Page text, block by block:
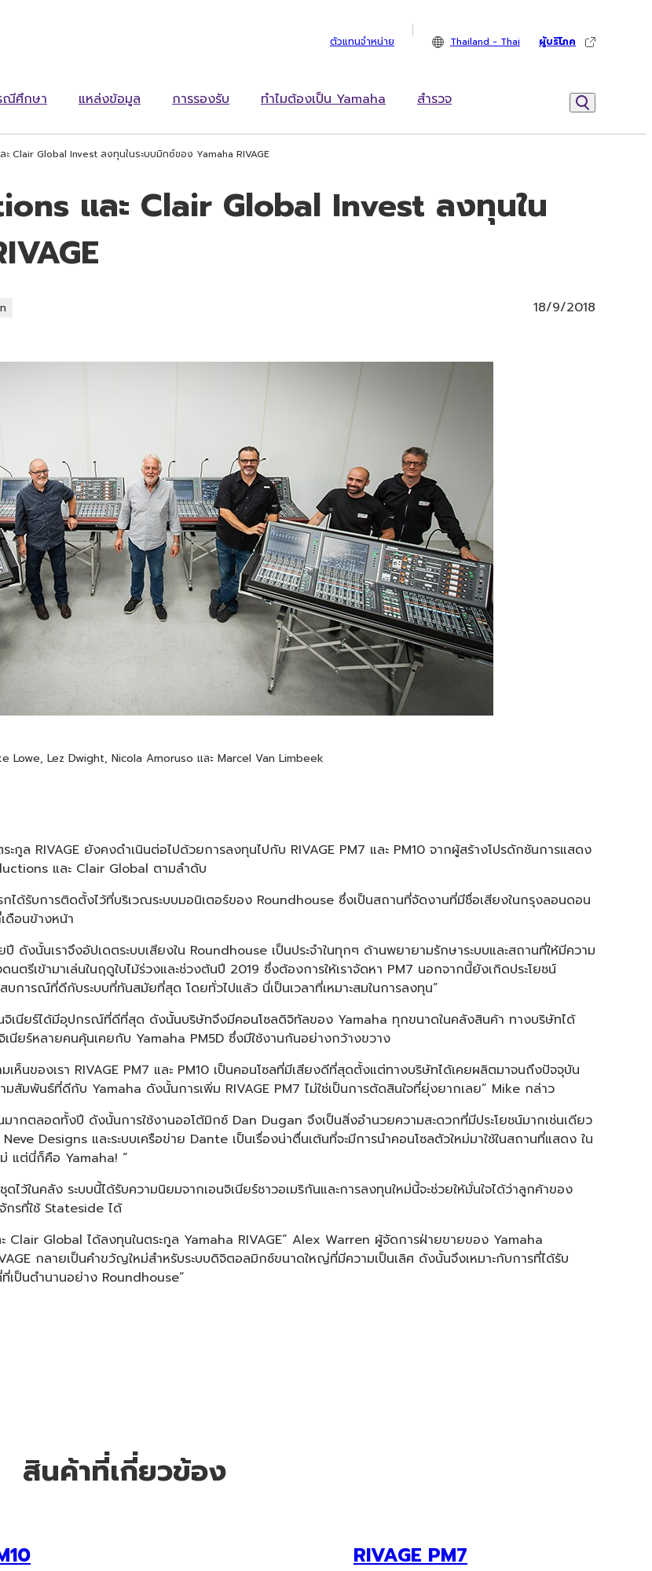
ณีศึกษา แหล่งข้อมูล การรองรับ ทำไมต้องเป็น Yamaha สำรวจ
ตัวแทนจำหน่าย Thailand - Thai ผู้บริโภค
Clair Global Invest ลงทุนในระบบมิกซ์ของ Yamaha RIVAGE
และ Clair Global Invest ลงทุนใน
18/9/2018
Lowe, Lez Dwight, Nicola Amoruso และ Marcel Van Limbeek
กูล RIVAGE ยังคงดำเนินต่อไปด้วยการลงทุนไปกับ RIVAGE PM7 และ PM10 จากผู้สร้างโปรดักชันการแสดง
และ Clair Global ตามลำดับ
ได้รับการติดตั้งไว้ที่บริเวณระบบมอนิเตอร์ของ Roundhouse ซึ่งเป็นสถานที่จัดงานที่มีชื่อเสียงในกรุงลอนดอน
ดือนข้างหน้า
ดังนั้นเราจึงอัปเดตระบบเสียงใน Roundhouse เป็นประจำในทุกๆ ด้านพยายามรักษาระบบและสถานที่ให้มีความ
รีเข้ามาเล่นในฤดูใบไม้ร่วงและช่วงต้นปี 2019 ซึ่งต้องการให้เราจัดหา PM7 นอกจากนี้ยังเกิดประโยชน์
การณ์ที่ดีกับระบบที่ทันสมัยที่สุด โดยทั่วไปแล้ว นี่เป็นเวลาที่เหมาะสมในการลงทุน”
จิเนียร์ได้มีอุปกรณ์ที่ดีที่สุด ดังนั้นบริษัทจึงมีคอนโซลดิจิทัลของ Yamaha ทุกขนาดในคลังสินค้า ทางบริษัทได้
นียร์หลายคนคุ้นเคยกับ Yamaha PM5D ซึ่งมีใช้งานกันอย่างกว้างขวาง
ห็นของเรา RIVAGE PM7 และ PM10 เป็นคอนโซลที่มีเสียงดีที่สุดตั้งแต่ทางบริษัทได้เคยผลิตมาจนถึงปัจจุบัน
สัมพันธ์ที่ดีกับ Yamaha ดังนั้นการเพิ่ม RIVAGE PM7 ไม่ใช่เป็นการตัดสินใจที่ยุ่งยากเลย” Mike กล่าว
ากตลอดทั้งปี ดังนั้นการใช้งานออโต้มิกซ์ Dan Dugan จึงเป็นสิ่งอำนวยความสะดวกที่มีประโยชน์มากเช่นเดียว
Designs และระบบเครือข่าย Dante เป็นเรื่องน่าตื่นเต้นที่จะมีการนำคอนโซลตัวใหม่มาใช้ในสถานที่แสดง ใน
แต่นี่ก็คือ Yamaha! “
ว้ในคลัง ระบบนี้ได้รับความนิยมจากเอนจิเนียร์ชาวอเมริกันและการลงทุนใหม่นี้จะช่วยให้มั่นใจได้ว่าลูกค้าของ
กรที่ใช้ Stateside ได้
Global ได้ลงทุนในตระกูล Yamaha RIVAGE” Alex Warren ผู้จัดการฝ่ายขายของ Yamaha
กลายเป็นคำขวัญใหม่สำหรับระบบดิจิตอลมิกซ์ขนาดใหญ่ที่มีความเป็นเลิศ ดังนั้นจึงเหมาะกับการที่ได้รับ
เป็นตำนานอย่าง Roundhouse”
สินค้าที่เกี่ยวข้อง
RIVAGE PM7